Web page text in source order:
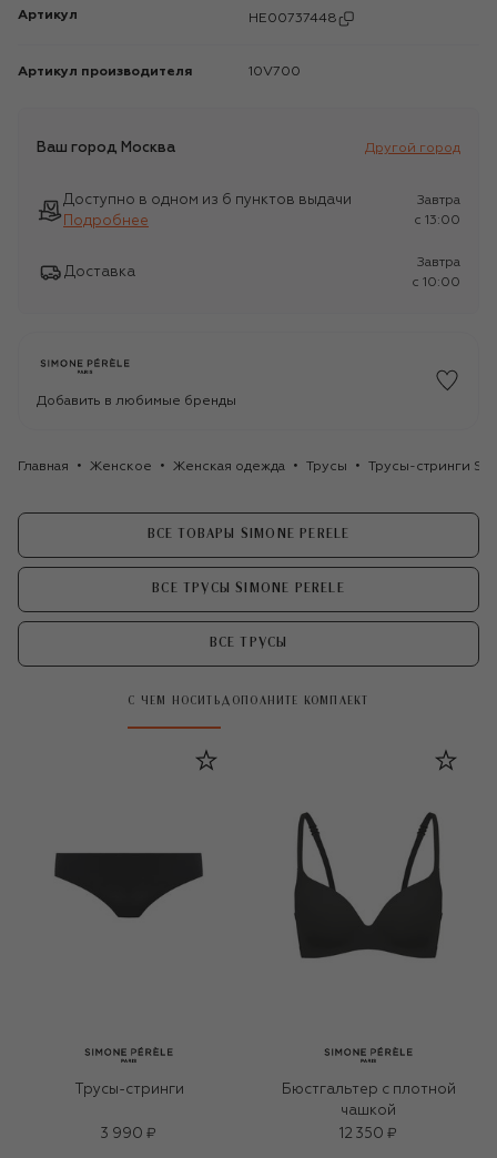
Артикул HE00737448
Артикул производителя 10V700
Ваш город Москва Другой город
Доступно в одном из 6 пунктов выдачи
Подробнее
Завтра
c 13:00
Доставка
Завтра
c 10:00
Добавить в любимые бренды
Главная Женское Женская одежда Трусы Трусы-стринги
ВСЕ ТОВАРЫ SIMONE PERELE
ВСЕ ТРУСЫ SIMONE PERELE
ВСЕ ТРУСЫ
С ЧЕМ НОСИТЬ ДОПОЛНИТЕ КОМПЛЕКТ
Трусы-стринги
3 990 ₽
Бюстгальтер с плотной
чашкой
12 350 ₽